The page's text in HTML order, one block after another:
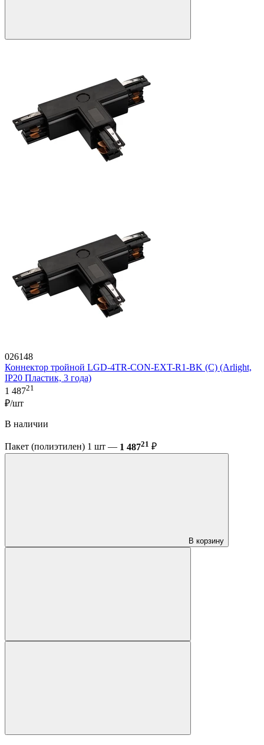
026148
Коннектор тройной LGD-4TR-CON-EXT-R1-BK (C) (Arlight,
IP20 Пластик, 3 года)
1 48721
₽/шт
В наличии
Пакет (полиэтилен) 1 шт — 1 48721 ₽
В корзину